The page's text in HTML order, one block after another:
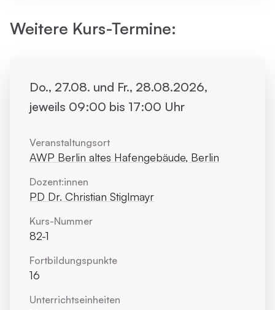
Weitere Kurs-Termine:
Do., 27.08. und Fr., 28.08.2026,
jeweils 09:00 bis 17:00 Uhr
Veranstaltungsort
AWP Berlin altes Hafengebäude, Berlin
Dozent:innen
PD Dr. Christian Stiglmayr
Kurs-Nummer
82-1
Fortbildungs­punkte
16
Unterrichts­einheiten